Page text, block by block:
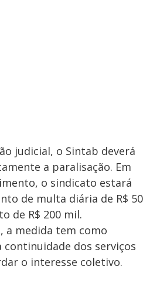
judicial, o Sintab deverá
a paralisação. Em
o sindicato estará
de multa diária de R$ 50
de R$ 200 mil.
a medida tem como
dos serviços
o interesse coletivo.